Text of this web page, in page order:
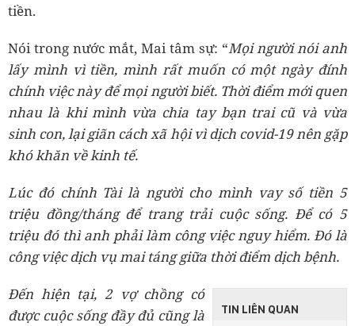
tiền.
Nói trong nước mắt, Mai tâm sự: “Mọi người nói anh
lấy mình vì tiền, mình rất muốn có một ngày đính
chính việc này để mọi người biết. Thời điểm mới quen
nhau là khi mình vừa chia tay bạn trai cũ và vừa
sinh con, lại giãn cách xã hội vì dịch covid-19 nên gặp
khó khăn về kinh tế.
Lúc đó chính Tài là người cho mình vay số tiền 5
triệu đồng/tháng để trang trải cuộc sống. Để có 5
triệu đó thì anh phải làm công việc nguy hiểm. Đó là
công việc dịch vụ mai táng giữa thời điểm dịch bệnh.
TIN LIÊN QUAN
Đến hiện tại, 2 vợ chồng có
được cuộc sống đầy đủ cũng là